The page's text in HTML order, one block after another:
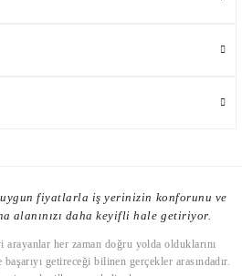
uygun fiyatlarla iş yerinizin konforunu ve
alanınızı daha keyifli hale getiriyor.
her zaman doğru yolda olduklarını
getireceği bilinen gerçekler arasındadır.